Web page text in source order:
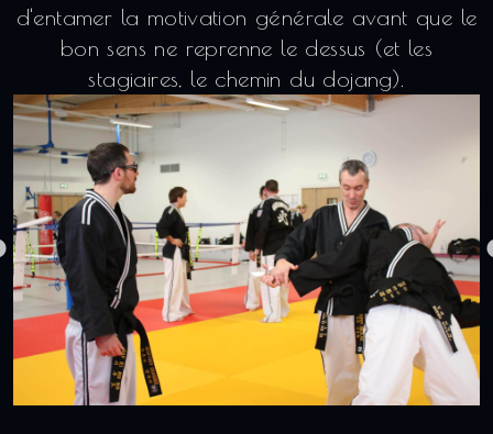
d'entamer la motivation générale avant que le
bon sens ne reprenne le dessus (et les
stagiaires, le chemin du dojang).